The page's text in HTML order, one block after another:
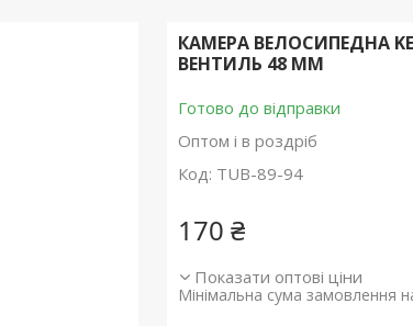
КАМЕРА ВЕЛОСИПЕДНА
ВЕНТИЛЬ 48 ММ
Готово до відправки
Оптом і в роздріб
Код: TUB-89-94
170 ₴
Показати оптові ціни
Мінімальна сума замовлення